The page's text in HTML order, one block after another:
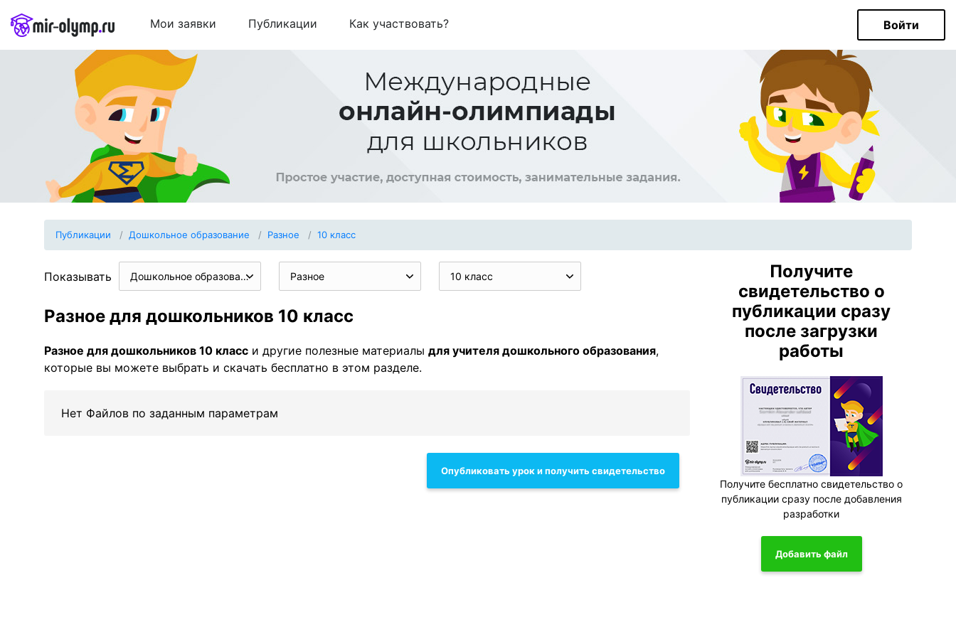
Мои заявки Публикации Как участвовать? Войти
Публикации Дошкольное образование Разное 10 класс
Показывать Дошкольное образование Разное 10 класс
Разное для дошкольников 10 класс
Разное для дошкольников 10 класс и другие полезные материалы для учителя дошкольного образования,
которые вы можете выбрать и скачать бесплатно в этом разделе.
Нет Файлов по заданным параметрам
Опубликовать урок и получить свидетельство
Получите
свидетельство о
публикации сразу
после загрузки
работы
Получите бесплатно свидетельство о
публикации сразу после добавления
разработки
Добавить файл